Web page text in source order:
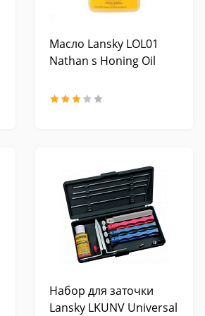
Масло Lansky LOL01
Nathan s Honing Oil
Набор для заточки
Lansky LKUNV Universal